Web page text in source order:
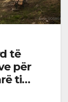
të
për
ti